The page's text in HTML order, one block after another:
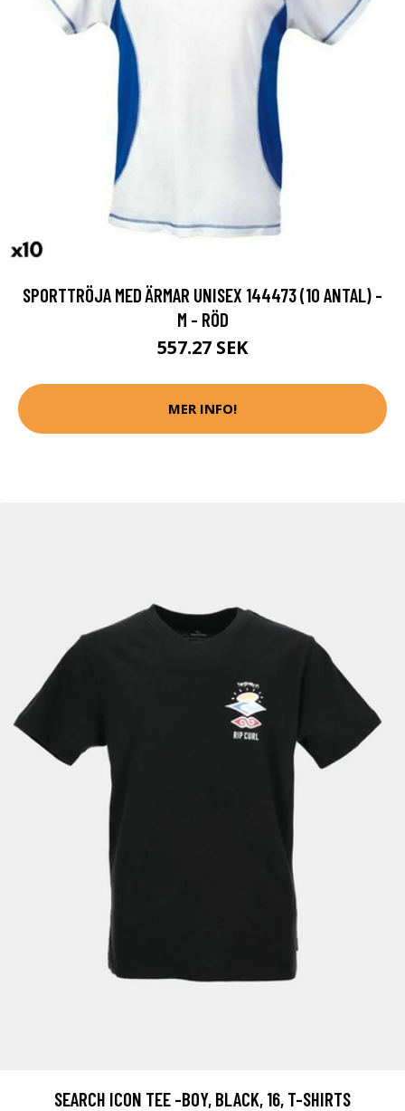
SPORTTRÖJA MED ÄRMAR UNISEX 144473 (10 ANTAL) -
M - RÖD
557.27 SEK
MER INFO!
SEARCH ICON TEE -BOY, BLACK, 16, T-SHIRTS